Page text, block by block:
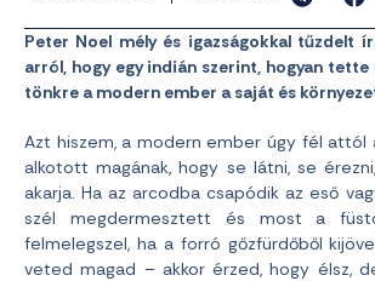
Peter Noel mély és igazságokkal tűzdelt
arról, hogy egy indián szerint, hogyan
tönkre a modern ember a saját és
Azt hiszem, a modern ember úgy fél attól
alkotott magának, hogy se látni, se
akarja. Ha az arcodba csapódik az eső
szél megdermesztett és most a
felmelegszel, ha a forró gőzfürdőből
veted magad – akkor érzed, hogy élsz,